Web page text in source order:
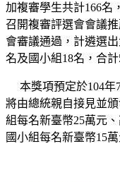
加複審學生共計166名
召開複審評選會會議
會審議通過，計遴選
名及國小組18名，合計
本獎項預定於104年
將由總統親自接見並
組每名新臺幣25萬元
國小組每名新臺幣15